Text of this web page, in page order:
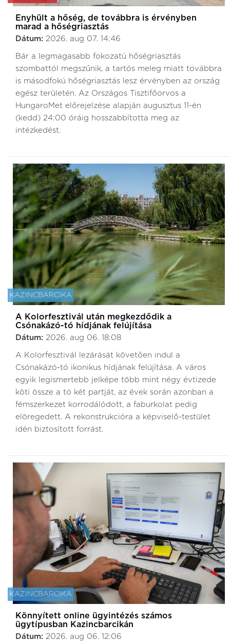
Enyhült a hőség, de továbbra is érvényben
marad a hőségriasztás
Dátum: 2026. aug 07. 14:46
Bár a legmagasabb fokozatú hőségriasztás
szombattól megszűnik, a tartós meleg miatt továbbra
is másodfokú hőségriasztás lesz érvényben az ország
egész területén. Az Országos Tisztifőorvos a
HungaroMet előrejelzése alapján augusztus 11-én
(kedd) 24:00 óráig hosszabbította meg az
intézkedést.
KAZINCBARCIKA
A Kolorfesztivál után megkezdődik a
Csónakázó-tó hídjának felújítása
Dátum: 2026. aug 06. 18:08
A Kolorfesztivál lezárását követően indul a
Csónakázó-tó ikonikus hídjának felújítása. A város
egyik legismertebb jelképe több mint négy évtizede
köti össze a tó két partját, az évek során azonban a
fémszerkezet korrodálódott, a faburkolat pedig
elöregedett. A rekonstrukcióra a képviselő-testület
idén biztosított forrást.
KAZINCBARCIKA
Könnyített online ügyintézés számos
ügytípusban Kazincbarcikán
Dátum: 2026. aug 06. 12:06